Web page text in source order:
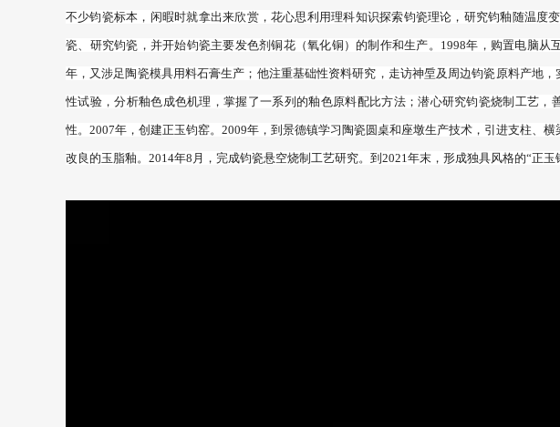
不少钧瓷标本，闲暇时就拿出来欣赏，花心思利用理科知识探索钧瓷理论，研究钧釉随温度
瓷、研究钧瓷，并开始钧瓷主要发色剂铜花（氧化铜）的制作和生产。1998年，购置电脑从
年，又涉足陶瓷模具用料石膏生产；他注重基础性资料研究，走访神垕及周边钧瓷原料产地
性试验，分析釉色成色机理，掌握了一系列的釉色原料配比方法；潜心研究钧瓷烧制工艺，
性。2007年，创建正玉钧窑。2009年，到景德镇学习陶瓷圆桌和座墩生产技术，引进支柱、
改良的玉脂釉。2014年8月，完成钧瓷悬空烧制工艺研究。到2021年末，形成独具风格的“正玉